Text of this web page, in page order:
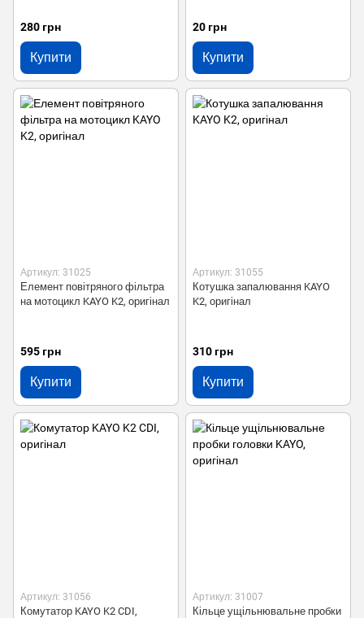
280 грн
Купити
20 грн
Купити
Артикул: 31025
Елемент повітряного фільтра
на мотоцикл KAYO K2, оригінал
595 грн
Купити
Артикул: 31055
Котушка запалювання KAYO
K2, оригінал
310 грн
Купити
Артикул: 31056
Комутатор KAYO K2 CDI,
Артикул: 31007
Кільце ущільнювальне пробки